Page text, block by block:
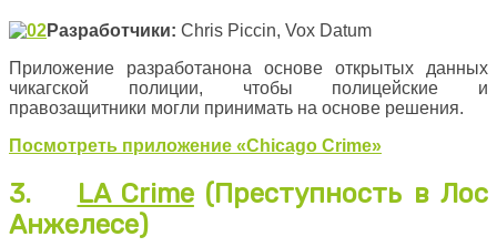
Разработчики: Chris Piccin, Vox Datum
Приложение разработанона основе открытых данных
чикагской полиции, чтобы полицейские и
правозащитники могли принимать на основе решения.
Посмотреть приложение «Chicago Crime»
3. LA Crime(Преступность в Лос
Анжелесе)